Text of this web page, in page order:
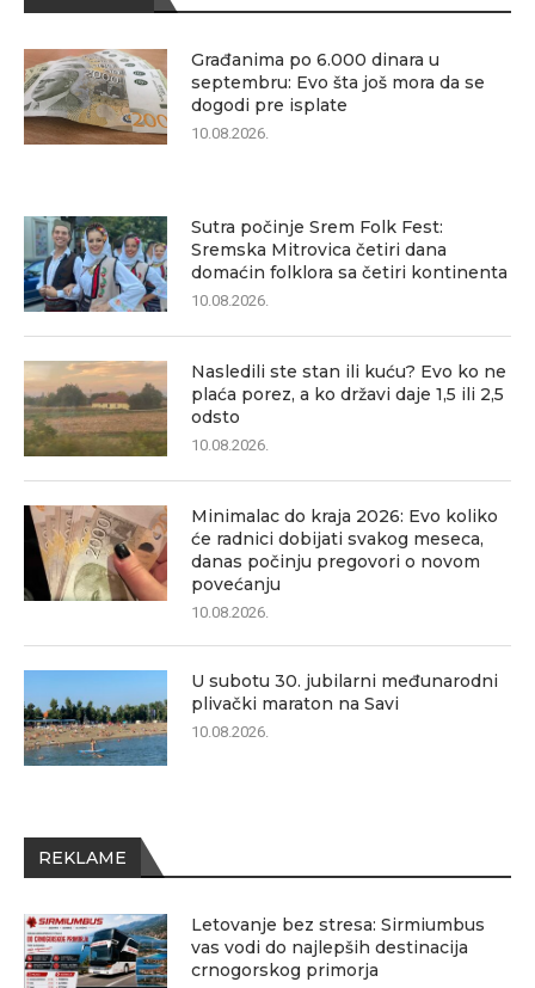
Građanima po 6.000 dinara u
septembru: Evo šta još mora da se
dogodi pre isplate
10.08.2026.
Sutra počinje Srem Folk Fest:
Sremska Mitrovica četiri dana
domaćin folklora sa četiri kontinenta
10.08.2026.
Nasledili ste stan ili kuću? Evo ko ne
plaća porez, a ko državi daje 1,5 ili 2,5
odsto
10.08.2026.
Minimalac do kraja 2026: Evo koliko
će radnici dobijati svakog meseca,
danas počinju pregovori o novom
povećanju
10.08.2026.
U subotu 30. jubilarni međunarodni
plivački maraton na Savi
10.08.2026.
REKLAME
Letovanje bez stresa: Sirmiumbus
vas vodi do najlepših destinacija
crnogorskog primorja